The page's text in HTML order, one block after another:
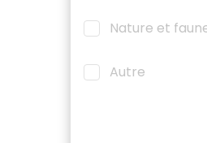
Nature et
Autre